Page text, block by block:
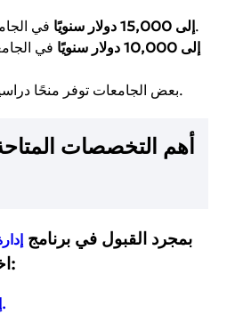
3,000 إلى 15,000 دولار سنويًافي الجامعات الدولية.
5,000 إلى 10,000 دولار سنويًا
في
بعض الجامعات توفر منحًا دراسية للطلاب المتفوقين.
أهم التخصصات
بمجرد القبول في برنامج
:
.